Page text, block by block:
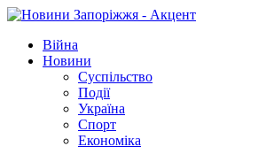
Війна
Новини
Суспільство
Події
Україна
Спорт
Економіка